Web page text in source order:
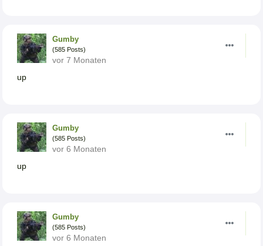
Gumby
(585 Posts)
vor 7 Monaten
up
Gumby
(585 Posts)
vor 6 Monaten
up
Gumby
(585 Posts)
vor 6 Monaten